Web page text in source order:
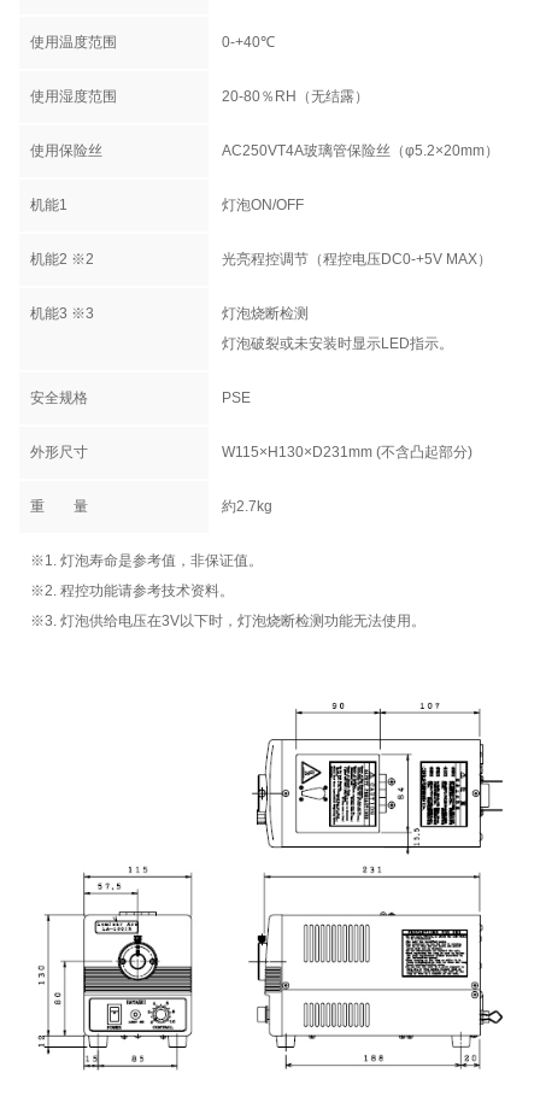
使用温度范围 0-+40℃
使用湿度范围 20-80％RH（无结露）
使用保险丝 AC250VT4A玻璃管保险丝（φ5.2×20mm）
机能1 灯泡ON/OFF
机能2 ※2 光亮程控调节（程控电压DC0-+5V MAX）
机能3 ※3
灯泡烧断检测
灯泡破裂或未安装时显示LED指示。
安全规格 PSE
外形尺寸 W115×H130×D231mm (不含凸起部分)
重 量 約2.7kg
※1. 灯泡寿命是参考值，非保证值。
※2. 程控功能请参考技术资料。
※3. 灯泡供给电压在3V以下时，灯泡烧断检测功能无法使用。